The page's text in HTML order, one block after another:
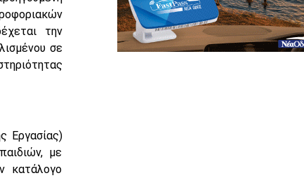
την
σε
Εργασίας)
με
κατάλογο